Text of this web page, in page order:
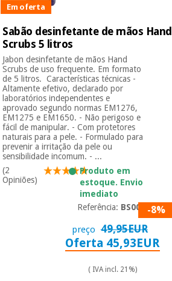
Em oferta
Sabão desinfetante de mãos Hand
Scrubs 5 litros
Jabon desinfetante de mãos Hand
Scrubs de uso frequente. Em formato
de 5 litros. Características técnicas -
Altamente efetivo, declarado por
laboratórios independentes e
aprovado segundo normas EM1276,
EM1275 e EM1650. - Não perigoso e
fácil de manipular. - Com protetores
naturais para a pele. - Formulado para
prevenir a irritação da pele ou
sensibilidade incomum. - ...
(2
Opiniões)
Produto em
estoque. Envio
imediato
Referência: BS005 -8%
preço 49,95EUR
Oferta 45,93EUR
( IVA incl. 21%)